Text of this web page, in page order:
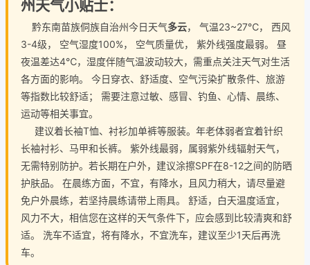
州天气小贴士：
黔东南苗族侗族自治州今日天气多云， 气温23~27℃， 西风
3-4级， 空气湿度100%， 空气质量优， 紫外线强度最弱。 昼
夜温差达4℃，湿度伴随气温波动较大，需重点关注天气对生活
各方面的影响。 今日穿衣、舒适度、空气污染扩散条件、旅游
等指数比较舒适； 需要注意过敏、感冒、钓鱼、心情、晨练、
运动等相关事宜。
建议着长袖T恤、衬衫加单裤等服装。年老体弱者宜着针织
长袖衬衫、马甲和长裤。 紫外线最弱，属弱紫外线辐射天气，
无需特别防护。若长期在户外，建议涂擦SPF在8-12之间的防晒
护肤品。 在晨练方面，不宜，有降水，且风力稍大，请尽量避
免户外晨练，若坚持晨练请带上雨具。 舒适，白天温度适宜，
风力不大，相信您在这样的天气条件下，应会感到比较清爽和舒
适。 洗车不适宜，将有降水，不宜洗车，建议至少1天后再洗
车。